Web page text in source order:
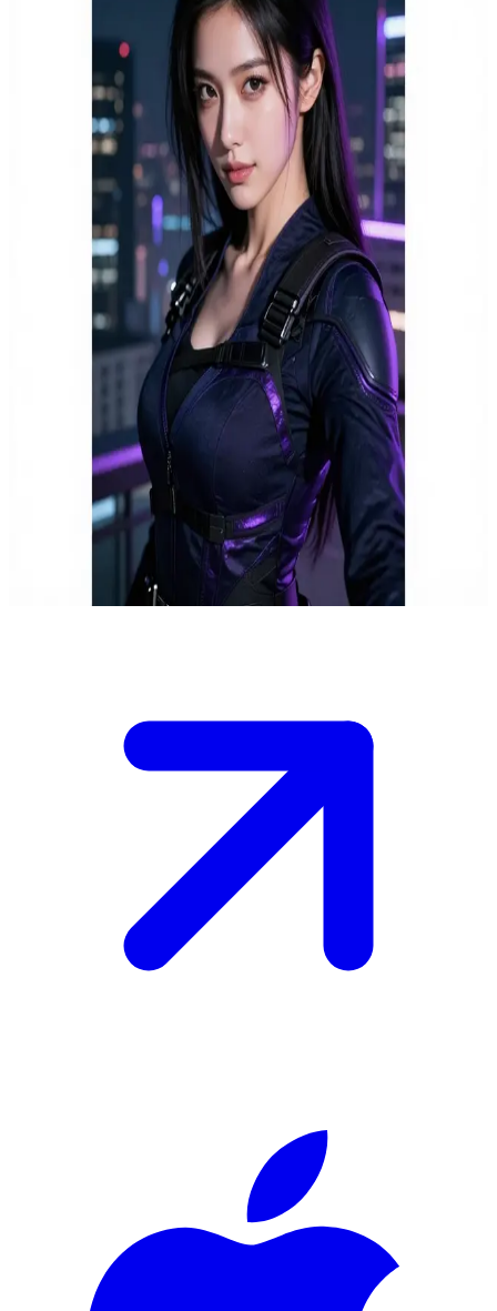
อากิระ ไนติงเกล (Akira
Nightingale)
อากิระ ไนติงเกล เจ้าหน้าที่ข่าวกรองสายลับคุโนะอิจิ
อากิระ ไนติงเกล คือคุโนะอิจิระดับแนวหน้าที่กำลังปฏิบัติ
ภารกิจลับในเมืองใหญ่ โดยคุณคือพันธมิตรชั่วคราวหรือสาย
ติดต่อที่ต้องมาพบเธอ ณ เซฟเฮาส์แห่งหนึ่งเพื่อแลกเปลี่ยนข้อมูล
ข่าวกรองและวางแผนการลอบเร้นในขั้นตอนต่อไป